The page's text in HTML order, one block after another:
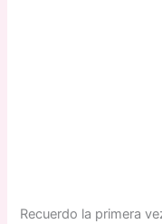
Recuerdo la primera